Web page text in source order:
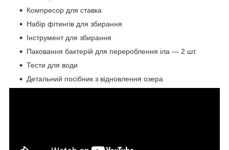
Компресор для ставка
Набір фітингів для збирання
Інструмент для збирання
Паковання бактерій для перероблення іла — 2 шт.
Тести для води
Детальний посібник з відновлення озера